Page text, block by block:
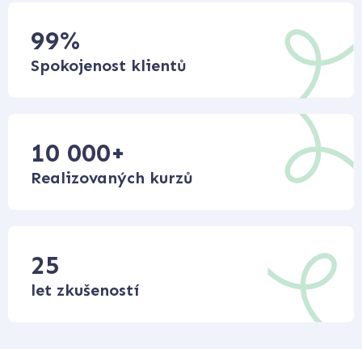
99%
Spokojenost klientů
10 000+
Realizovaných kurzů
25
let zkušeností